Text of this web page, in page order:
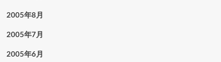
2005年8月
2005年7月
2005年6月